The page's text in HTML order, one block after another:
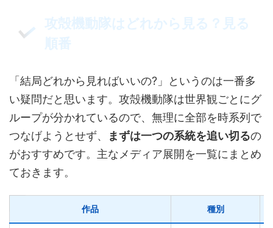
攻殻機動隊はどれから見る？見る
順番
「結局どれから見ればいいの?」というのは一番多
い疑問だと思います。攻殻機動隊は世界観ごとにグ
ループが分かれているので、無理に全部を時系列で
つなげようとせず、
まずは一つの系統を追い切るの
がおすすめです。主なメディア展開を一覧にまとめ
ておきます。
作品 種別